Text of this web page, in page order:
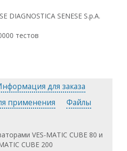
DIAGNOSTICA SENESE S.p.A.
тестов
для заказа
применения
Файлы
VES-MATIC CUBE 80 и
CUBE 200